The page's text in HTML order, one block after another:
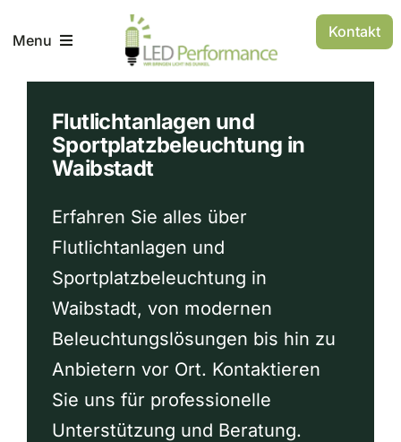
Inhalt
Menu
AGB
Impressum
Kontakt
Flutlichtanlagen und
Sportplatzbeleuchtung in
Waibstadt
Erfahren Sie alles über
Flutlichtanlagen und
Sportplatzbeleuchtung in
Waibstadt, von modernen
Beleuchtungslösungen bis hin zu
Anbietern vor Ort. Kontaktieren
Sie uns für professionelle
Unterstützung und Beratung.